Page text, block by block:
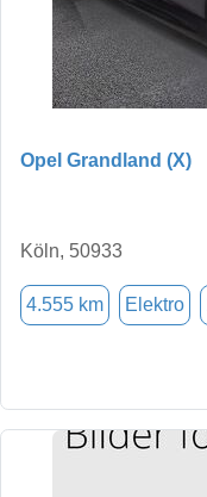
Opel Grandland (X)
Köln, 50933
4.555 km Elektro